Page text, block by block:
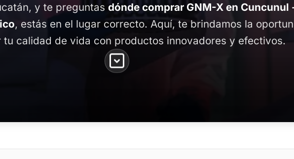
y te preguntas dónde comprar GNM-X en Cuncunul
, estás en el lugar correcto. Aquí, te brindamos la
tu calidad de vida con productos innovadores y efectivos.